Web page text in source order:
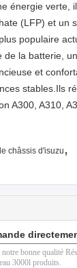
énergie verte,
(LFP) et un
populaire
la batterie,
et
stables.Ils
A300, A310,
châssis d'isuzu ,